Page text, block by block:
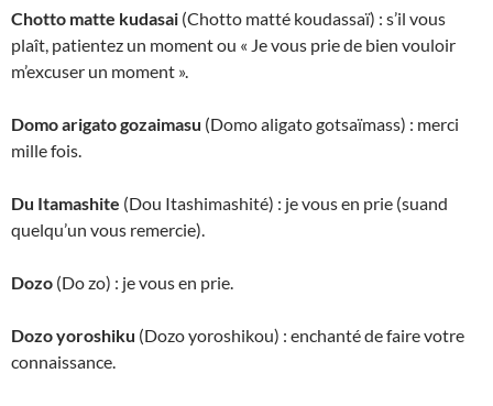
Chotto matte kudasai (Chotto matté koudassaï) : s’il vous
plaît, patientez un moment ou « Je vous prie de bien vouloir
m’excuser un moment ».
Domo arigato gozaimasu (Domo aligato gotsaïmass) : merci
mille fois.
Du Itamashite (Dou Itashimashité) : je vous en prie (suand
quelqu’un vous remercie).
Dozo (Do zo) : je vous en prie.
Dozo yoroshiku (Dozo yoroshikou) : enchanté de faire votre
connaissance.